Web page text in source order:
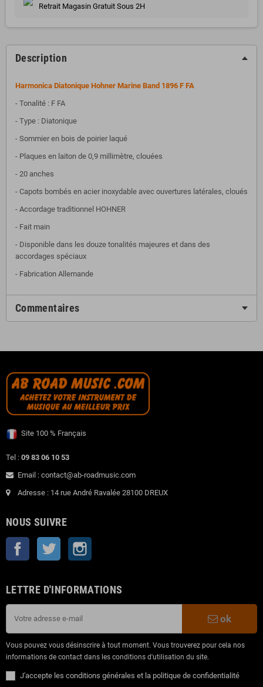
Retrait Magasin Gratuit Sous 2H
Description
Harmonica Diatonique Hohner Marine Band 1896 F FA
- Tonalité : F FA
- Type : Diatonique
- Sommier en bois de poirier laqué
- Plaques en laiton de 0,9 millimètre, clouées
- 20 anches
- Capots bombés en acier inoxydable avec ouvertures latérales, cloués
- Accordage traditionnel HOHNER
- Fait main
- Disponible dans les douze tonalités majeures et dans des
accordages spéciaux
- Fabrication Allemande
Commentaires
Site 100 % Français
Tel : 09 83 06 10 53
Email : contact@ab-roadmusic.com
Adresse : 14 rue André Ravalée 28100 DREUX
NOUS SUIVRE
Facebook Twitter
LETTRE D'INFORMATIONS
ok
Vous pouvez vous désinscrire à tout moment. Vous trouverez pour cela nos
informations de contact dans les conditions d'utilisation du site.
J'accepte les conditions générales et la politique de confidentialité